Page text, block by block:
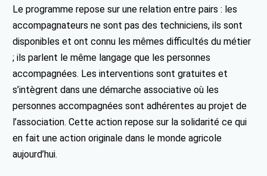
Le programme repose sur une relation entre pairs : les
accompagnateurs ne sont pas des techniciens, ils sont
disponibles et ont connu les mêmes difficultés du métier
; ils parlent le même langage que les personnes
accompagnées. Les interventions sont gratuites et
s’intègrent dans une démarche associative où les
personnes accompagnées sont adhérentes au projet de
l’association. Cette action repose sur la solidarité ce qui
en fait une action originale dans le monde agricole
aujourd’hui.